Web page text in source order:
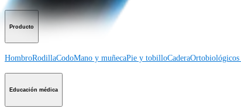
Producto
HombroRodillaCodoMano y muñecaPie y tobilloCaderaOrtobiológicos
Educación médica